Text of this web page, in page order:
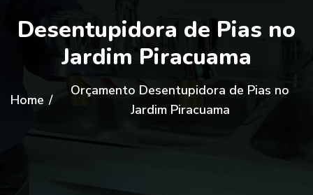
Desentupidora de Pias no
Jardim Piracuama
Home /
Orçamento Desentupidora de Pias no
Jardim Piracuama